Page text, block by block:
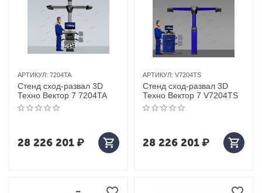
АРТИКУЛ: 7204TA
Стенд сход-развал 3D
Техно Вектор 7 7204TA
28 226 201₽
АРТИКУЛ: V7204TS
Стенд сход-развал 3D
Техно Вектор 7 V7204TS
28 226 201₽